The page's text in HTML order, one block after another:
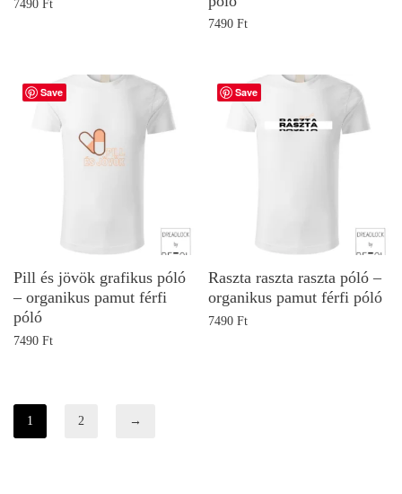
7490 Ft
7490Ft
Save
Pill és jövök grafikus póló
– organikus pamut férfi
póló
7490 Ft
Save
Raszta raszta raszta póló –
organikus pamut férfi póló
7490Ft
1 2 →